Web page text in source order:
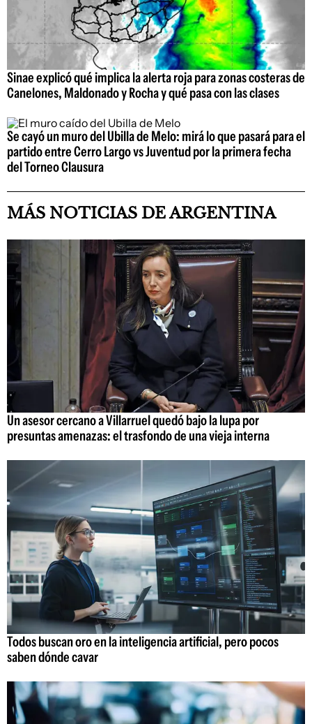
Sinae explicó qué implica la alerta roja para zonas costeras de
Canelones, Maldonado y Rocha y qué pasa con las clases
Se cayó un muro del Ubilla de Melo: mirá lo que pasará para el
partido entre Cerro Largo vs Juventud por la primera fecha
del Torneo Clausura
MÁS NOTICIAS DE ARGENTINA
Un asesor cercano a Villarruel quedó bajo la lupa por
presuntas amenazas: el trasfondo de una vieja interna
Todos buscan oro en la inteligencia artificial, pero pocos
saben dónde cavar